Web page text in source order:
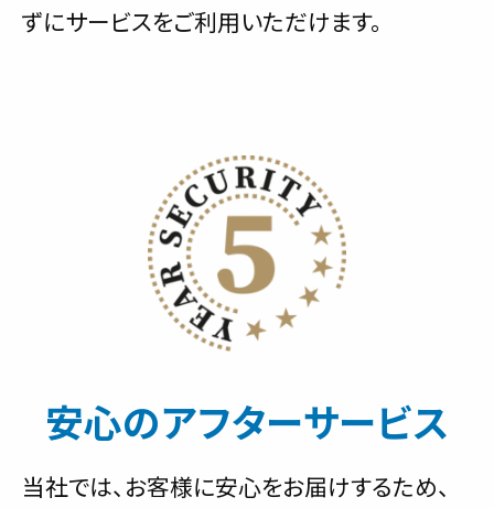
ずにサービスをご利用いただけます。
安心のアフターサービス
当社では、お客様に安心をお届けするため、